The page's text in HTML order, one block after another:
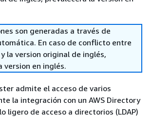
son generadas a través de
En caso de conflicto entre
la version original de inglés,
version en inglés.
admite el acceso de varios
la integración con un AWS Directory
ligero de acceso a directorios (LDAP)